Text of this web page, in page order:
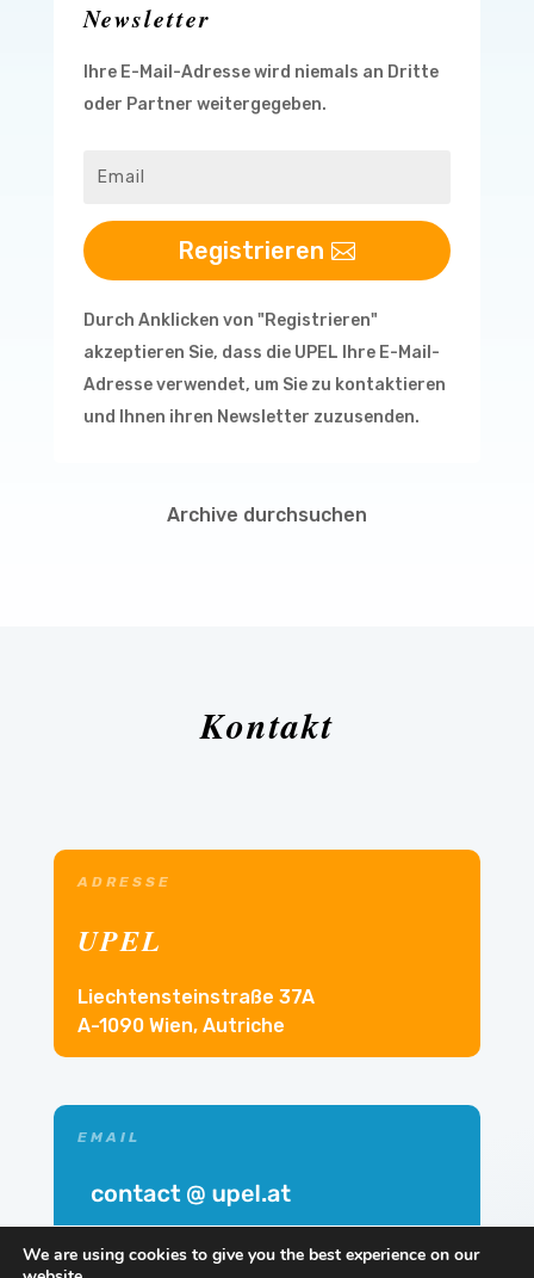
Newsletter
Ihre E-Mail-Adresse wird niemals an Dritte
oder Partner weitergegeben.
Registrieren
Durch Anklicken von "Registrieren"
akzeptieren Sie, dass die UPEL Ihre E-Mail-
Adresse verwendet, um Sie zu kontaktieren
und Ihnen ihren Newsletter zuzusenden.
Archive durchsuchen
Kontakt
ADRESSE
UPEL
Liechtensteinstraße 37A
A-1090 Wien, Autriche
EMAIL
We are using cookies to give you the best experience on our